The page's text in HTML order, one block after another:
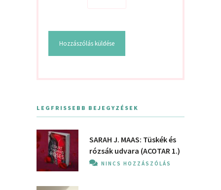
LEGFRISSEBB BEJEGYZÉSEK
SARAH J. MAAS: Tüskék és
rózsák udvara (ACOTAR 1.)
NINCS HOZZÁSZÓLÁS